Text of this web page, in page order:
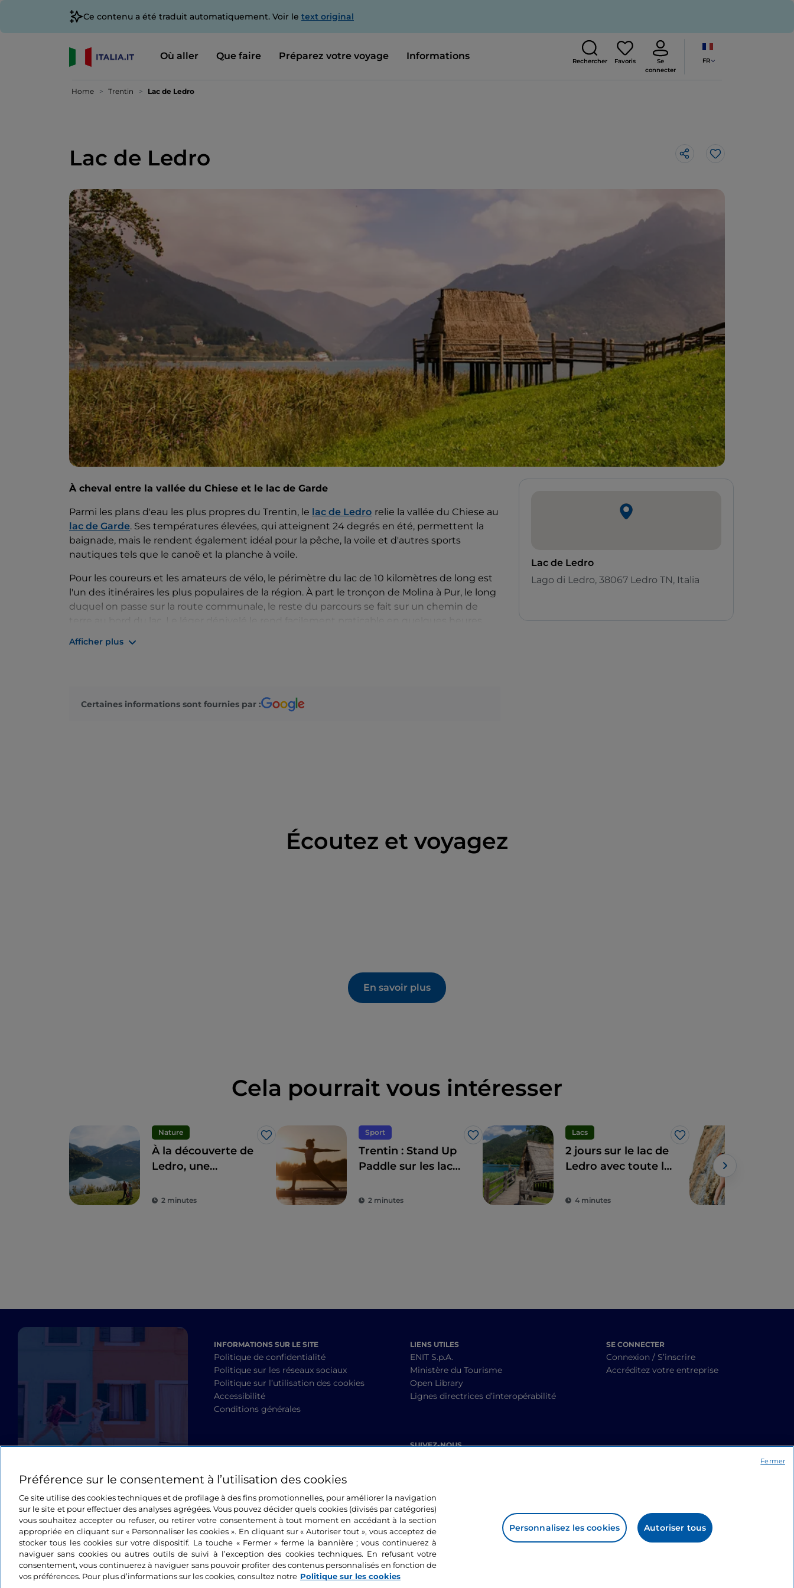
Ce contenu a été traduit automatiquement. Voir le text original
Où aller Que faire Préparez votre voyage Informations Rechercher Favoris
Se
connecter
FR
Home Trentin Lac de Ledro
Lac de Ledro J’aime
À cheval entre la vallée du Chiese et le lac de Garde
Parmi les plans d'eau les plus propres du Trentin, le lac de Ledro relie la vallée du Chiese au
lac de Garde. Ses températures élevées, qui atteignent 24 degrés en été, permettent la
baignade, mais le rendent également idéal pour la pêche, la voile et d'autres sports
nautiques tels que le canoë et la planche à voile.
Pour les coureurs et les amateurs de vélo, le périmètre du lac de 10 kilomètres de long est
l'un des itinéraires les plus populaires de la région. À part le tronçon de Molina à Pur, le long
duquel on passe sur la route communale, le reste du parcours se fait sur un chemin de
des bateaux dans l'un des points de location.
Mezzolago, avec un ponton flottant et des tables de pique-nique ,
vert et un espace dédié aux amis à quatre pattes.
Afficher plus
Certaines informations sont fournies par :
Lac de Ledro
Lago di Ledro, 38067 Ledro TN, Italia
Écoutez et voyagez
En savoir plus
Cela pourrait vous intéresser
Nature
J’aime
À la découverte de
Ledro, une
pour des vacances
2 minutes
Sport
J’aime
Trentin : Stand Up
Paddle sur les lacs,
2 minutes
Lacs
J’aime
2 jours sur le lac de
Ledro avec toute la
campings verts,
4 minutes
INFORMATIONS SUR LE SITE
Politique de confidentialité
Politique sur les réseaux sociaux
Politique sur l’utilisation des cookies
Accessibilité
Conditions générales
LIENS UTILES
ENIT S.p.A.
Ministère du Tourisme
Open Library
Lignes directrices d’interopérabilité
SUIVEZ-NOUS
SE CONNECTER
Connexion / S’inscrire
Accréditez votre entreprise
Préférence sur le consentement à l’utilisation des cookies
Ce site utilise des cookies techniques et de profilage à des fins promotionnelles, pour améliorer la navigation
sur le site et pour effectuer des analyses agrégées. Vous pouvez décider quels cookies (divisés par catégories)
vous souhaitez accepter ou refuser, ou retirer votre consentement à tout moment en accédant à la section
appropriée en cliquant sur « Personnaliser les cookies ». En cliquant sur « Autoriser tout », vous acceptez de
stocker tous les cookies sur votre dispositif. La touche « Fermer » ferme la bannière ; vous continuerez à
naviguer sans cookies ou autres outils de suivi à l’exception des cookies techniques. En refusant votre
consentement, vous continuerez à naviguer sans pouvoir profiter des contenus personnalisés en fonction de
vos préférences. Pour plus d’informations sur les cookies, consultez notre Politique sur les cookies
Personnalisez les cookies Autoriser tous
Fermer